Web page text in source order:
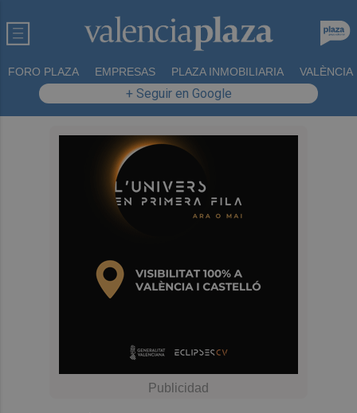
FORO PLAZA EMPRESAS PLAZA INMOBILIARIA VALÈNCIA
+ Seguir en Google